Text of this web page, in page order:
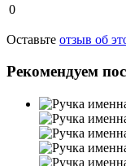
0
Оставьте отзыв об
Рекомендуем